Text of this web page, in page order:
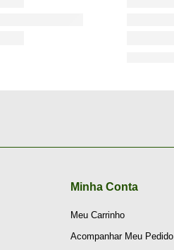
Minha Conta
Meu Carrinho
Acompanhar Meu Pedido